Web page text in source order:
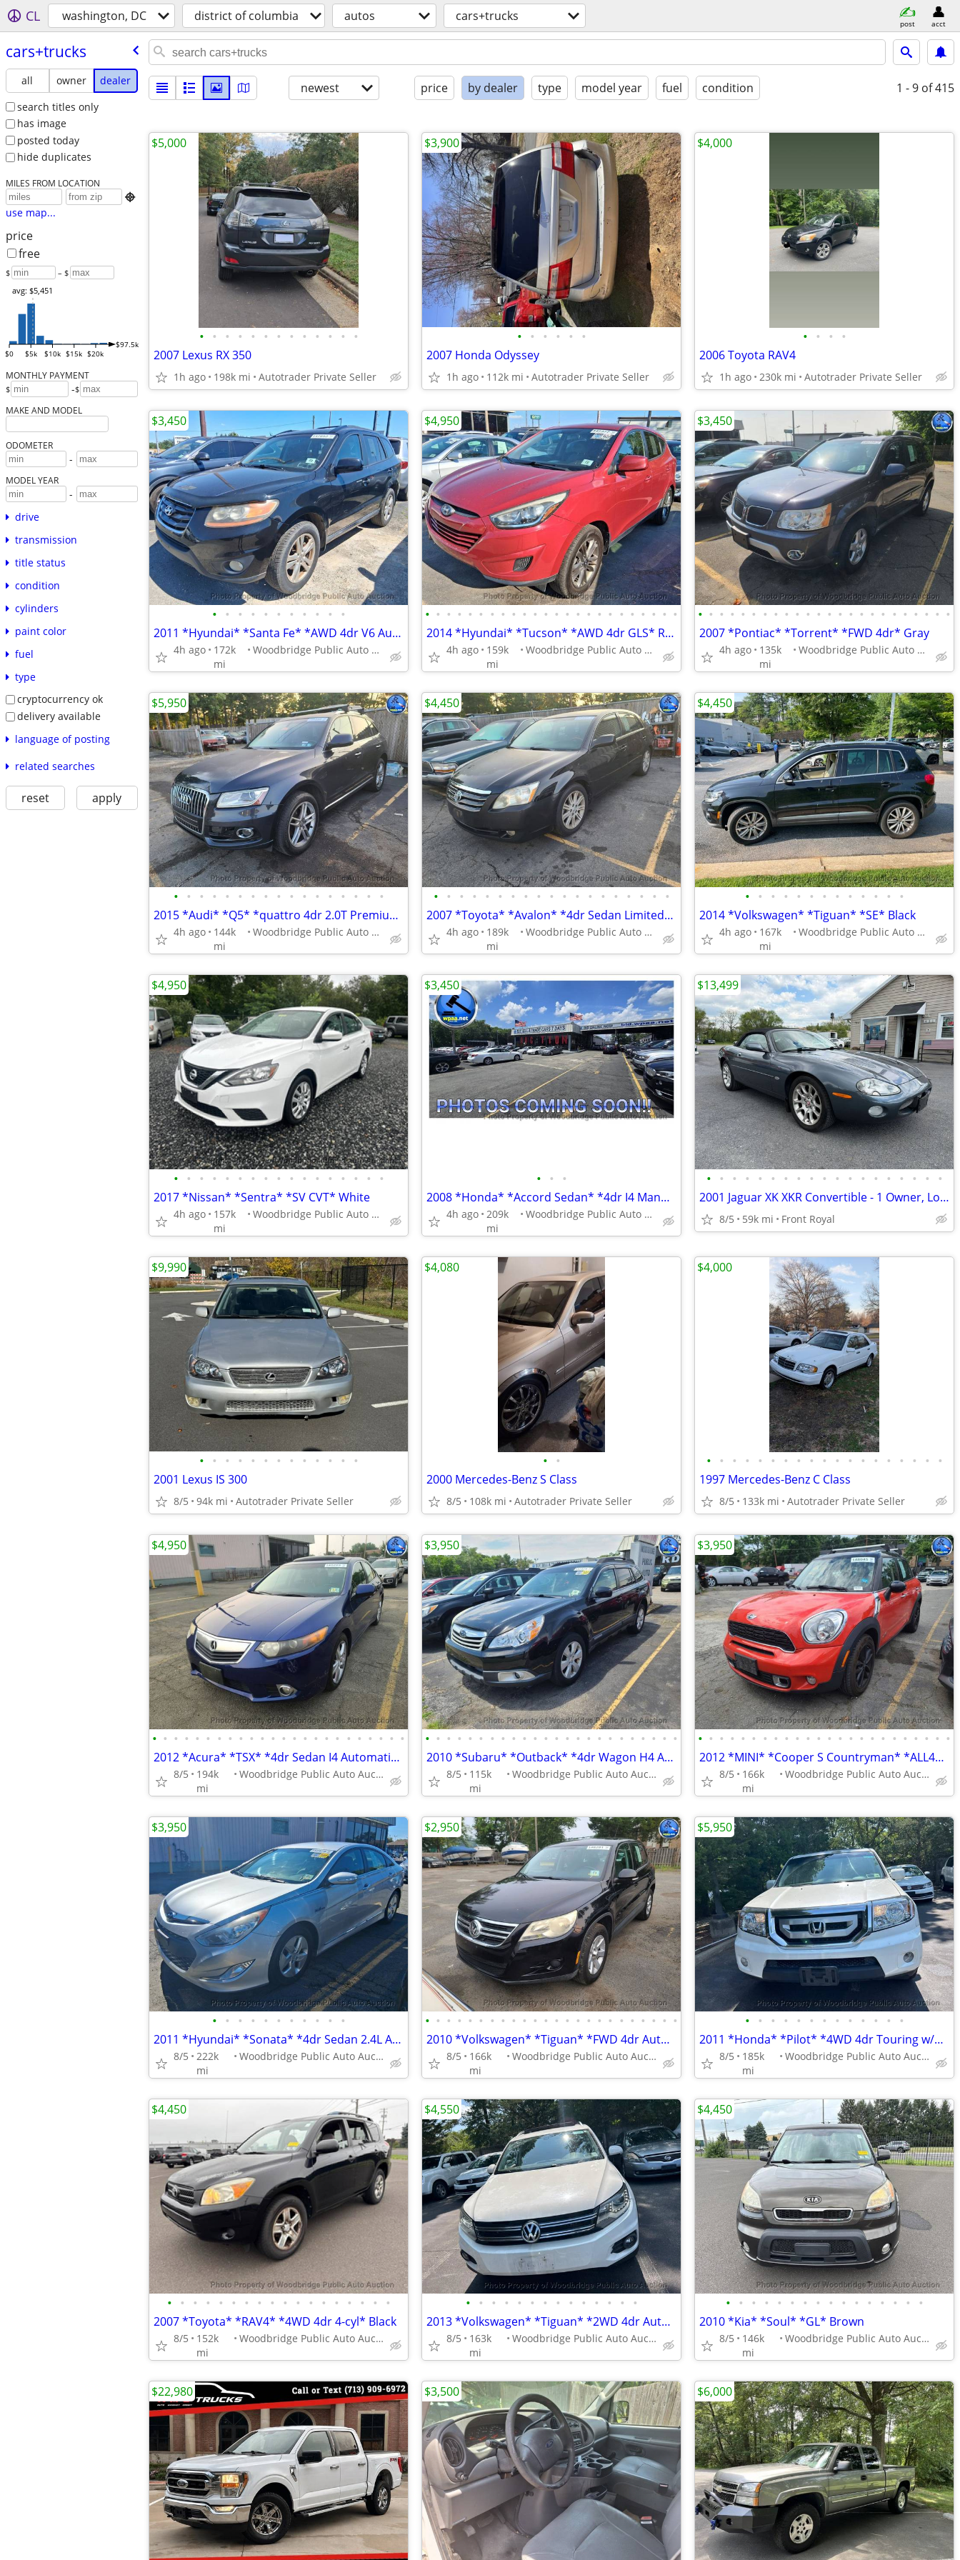
CL washington, DC district of columbia autos cars+trucks post acct
cars+trucks
all owner
dealer
search titles only
has image
posted today
hide duplicates
MILES FROM LOCATION

use map...
price
free
$ – $
$0 $5k $10k $15k $20k
$97.5k
avg: $5,451
MONTHLY PAYMENT
$ -$
MAKE AND MODEL
ODOMETER
-
MODEL YEAR
-
drive
transmission
title status
condition
cylinders
paint color
fuel
type
cryptocurrency ok
delivery available
language of posting
related searches
reset apply
newest price by dealer type model year fuel condition 1 - 9 of 415
• • • • • • • • • • • • •
2007 Lexus RX 350
1h ago 198k mi Autotrader Private Seller
$5,000
• • • • • •
2007 Honda Odyssey
1h ago 112k mi Autotrader Private Seller
$3,900
• • • •
2006 Toyota RAV4
1h ago 230k mi Autotrader Private Seller
$4,000
• • • • • • • • • • •
2011 *Hyundai* *Santa Fe* *AWD 4dr V6 Automatic SE*
4h ago
172k
mi
Woodbridge Public Auto Auction
$3,450
• • • • • • • • • • • • • • • • • • • • • • • •
2014 *Hyundai* *Tucson* *AWD 4dr GLS* Red
4h ago
159k
mi
Woodbridge Public Auto Auction
$4,950
• • • • • • • • • • • • • • • • • • • • • • • •
2007 *Pontiac* *Torrent* *FWD 4dr* Gray
4h ago
135k
mi
Woodbridge Public Auto Auction
$3,450
• • • • • • • • • • • • • • • • •
2015 *Audi* *Q5* *quattro 4dr 2.0T Premium Plus* Bla
4h ago
144k
mi
Woodbridge Public Auto Auction
$5,950
• • • • • • • • • • • • • • • • • • •
2007 *Toyota* *Avalon* *4dr Sedan Limited* Black
4h ago
189k
mi
Woodbridge Public Auto Auction
$4,450
• • • • • • • • • • • • •
2014 *Volkswagen* *Tiguan* *SE* Black
4h ago
167k
mi
Woodbridge Public Auto Auction
$4,450
• • • • • • • • • • • • • • • • •
2017 *Nissan* *Sentra* *SV CVT* White
4h ago
157k
mi
Woodbridge Public Auto Auction
$4,950
• • •
2008 *Honda* *Accord Sedan* *4dr I4 Manual EX-L* Bla
4h ago 209k
mi
Woodbridge Public Auto Auction
$3,450
• • • • • • • • • • • • • • • • • • •
2001 Jaguar XK XKR Convertible - 1 Owner, Low Mileage & Great Service
8/5 59k mi Front Royal
$13,499
• • • • • • • • • • • • •
2001 Lexus IS 300
8/5 94k mi Autotrader Private Seller
$9,990
• •
2000 Mercedes-Benz S Class
8/5 108k mi Autotrader Private Seller
$4,080
• • • • • • • • • • • • • • • • • • •
1997 Mercedes-Benz C Class
8/5 133k mi Autotrader Private Seller
$4,000
• • • • • • • • • • • • • • • • • • • • • • • •
2012 *Acura* *TSX* *4dr Sedan I4 Automatic* Blue
8/5
194k
mi
Woodbridge Public Auto Auction
$4,950
• • • • • • • • • • • • • • • • • • • • • • • •
2010 *Subaru* *Outback* *4dr Wagon H4 Automatic 2.5i Pr
8/5
115k
mi
Woodbridge Public Auto Auction
$3,950
• • • • • • • • • • • • • • • • • • • • • • • •
2012 *MINI* *Cooper S Countryman* *ALL4* Red
8/5
166k
mi
Woodbridge Public Auto Auction
$3,950
• • • • • • • • • • •
2011 *Hyundai* *Sonata* *4dr Sedan 2.4L Automatic Hybri
8/5
222k
mi
Woodbridge Public Auto Auction
$3,950
• • • • • • • • • • • • • • • • • • • • • • • •
2010 *Volkswagen* *Tiguan* *FWD 4dr Automatic S* Bla
8/5
166k
mi
Woodbridge Public Auto Auction
$2,950
• • • • • • • • • • • • •
2011 *Honda* *Pilot* *4WD 4dr Touring w/RES & Navi*
8/5
185k
mi
Woodbridge Public Auto Auction
$5,950
• • • • • • • • • • • • • • • • • •
2007 *Toyota* *RAV4* *4WD 4dr 4-cyl* Black
8/5
152k
mi
Woodbridge Public Auto Auction
$4,450
• • • • • • • • • • • • • •
2013 *Volkswagen* *Tiguan* *2WD 4dr Automatic SEL* W
8/5
163k
mi
Woodbridge Public Auto Auction
$4,550
• • • • • • • • • • • • • • • •
2010 *Kia* *Soul* *GL* Brown
8/5
146k
mi
Woodbridge Public Auto Auction
$4,450
$22,980 $3,500 $6,000